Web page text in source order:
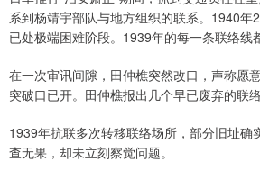
系到杨靖宇部队与地方组织的联系。1940年
已处极端困难阶段。1939年的每一条联络线
在一次审讯间隙，田仲樵突然改口，声称愿
突破口已开。田仲樵报出几个早已废弃的联络
1939年抗联多次转移联络场所，部分旧址确
查无果，却未立刻察觉问题。